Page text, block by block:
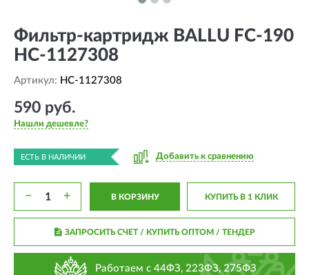
Фильтр-картридж BALLU FC-190
HC-1127308
Артикул: HC-1127308
590 руб.
Нашли дешевле?
ЕСТЬ В НАЛИЧИИ Добавить к сравнению
− + В КОРЗИНУ КУПИТЬ В 1 КЛИК
ЗАПРОСИТЬ СЧЕТ / КУПИТЬ ОПТОМ/ ТЕНДЕР
Работаем с 44ФЗ, 223ФЗ, 275ФЗ